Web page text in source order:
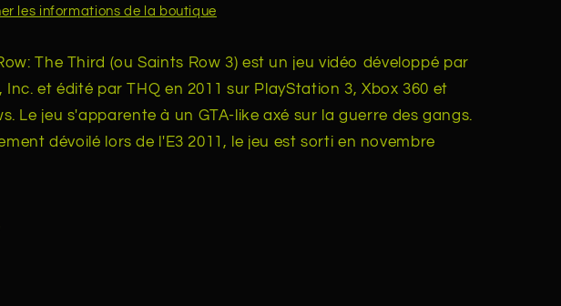
les informations de la boutique
The Third (ou Saints Row 3) est un jeu vidéo développé par
Inc. et édité par THQ en 2011 sur PlayStation 3, Xbox 360 et
Le jeu s'apparente à un GTA-like axé sur la guerre des gangs.
dévoilé lors de l'E3 2011, le jeu est sorti en novembre